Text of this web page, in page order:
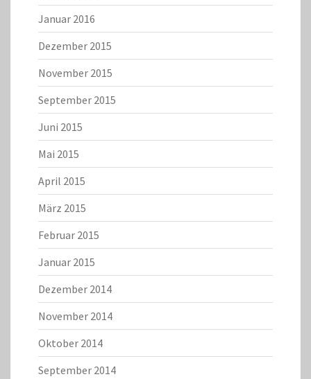
Januar 2016
Dezember 2015
November 2015
September 2015
Juni 2015
Mai 2015
April 2015
März 2015
Februar 2015
Januar 2015
Dezember 2014
November 2014
Oktober 2014
September 2014